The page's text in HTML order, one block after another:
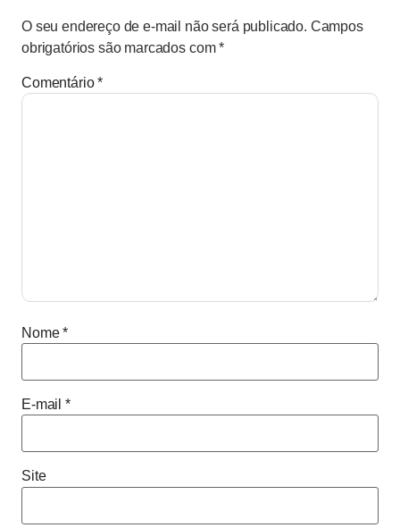
O seu endereço de e-mail não será publicado. Campos
obrigatórios são marcados com*
Comentário*
Nome*
E-mail *
Site